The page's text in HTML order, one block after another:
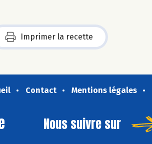
Imprimer la recette
Contact Mentions légales
Nous suivre sur